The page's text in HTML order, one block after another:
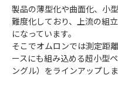
製品の薄型化や曲面化、小
難度化しており、上流の組
になっています。
そこでオムロンでは測定距
ースにも組み込める超小型
ングル）をラインアップしま